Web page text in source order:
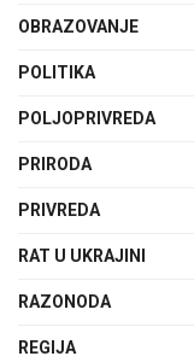
OBRAZOVANJE
POLITIKA
POLJOPRIVREDA
PRIRODA
PRIVREDA
RAT U UKRAJINI
RAZONODA
REGIJA